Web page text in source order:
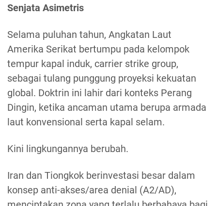
Senjata Asimetris
Selama puluhan tahun, Angkatan Laut
Amerika Serikat bertumpu pada kelompok
tempur kapal induk, carrier strike group,
sebagai tulang punggung proyeksi kekuatan
global. Doktrin ini lahir dari konteks Perang
Dingin, ketika ancaman utama berupa armada
laut konvensional serta kapal selam.
Kini lingkungannya berubah.
Iran dan Tiongkok berinvestasi besar dalam
konsep anti-akses/area denial (A2/AD),